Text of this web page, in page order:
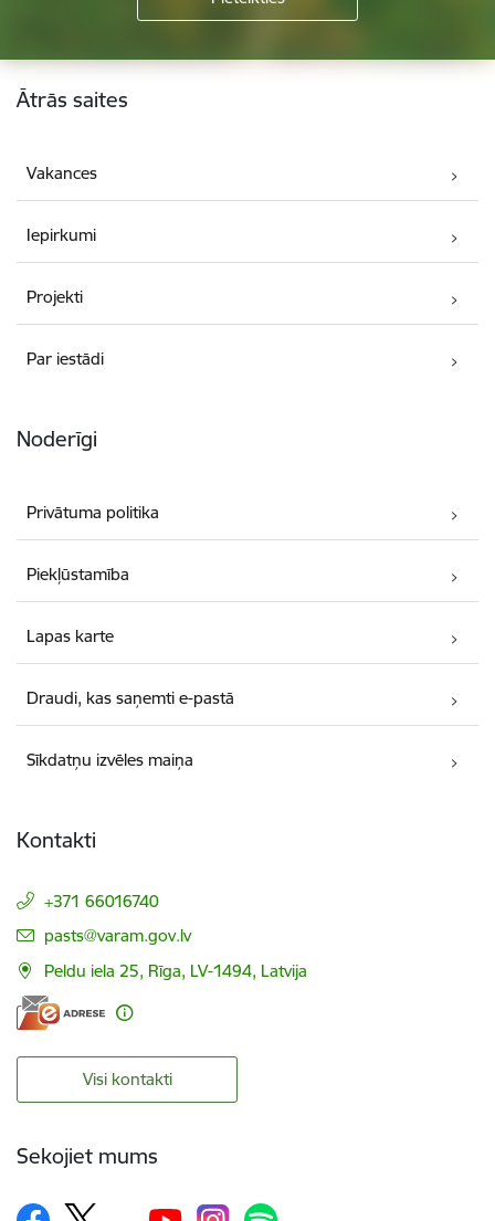
Kājene
Ātrās saites
Vakances
Iepirkumi
Projekti
Par iestādi
Noderīgi
Privātuma politika
Piekļūstamība
Lapas karte
Draudi, kas saņemti e-pastā
Sīkdatņu izvēles maiņa
Kontakti
+371 66016740
E-pasts:
pasts@varam.gov.lv
Peldu iela 25, Rīga, LV-1494, Latvija
Visi kontakti
Sekojiet mums